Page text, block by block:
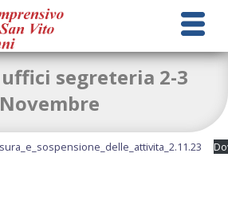
segreteria 2-3
Novembre